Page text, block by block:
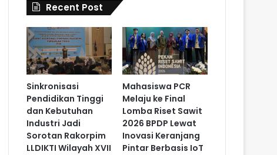
Recent Post
Sinkronisasi
Pendidikan Tinggi
dan Kebutuhan
Industri Jadi
Sorotan Rakorpim
LLDIKTI Wilayah XVII
Mahasiswa PCR
Melaju ke Final
Lomba Riset Sawit
2026 BPDP Lewat
Inovasi Keranjang
Pintar Berbasis IoT